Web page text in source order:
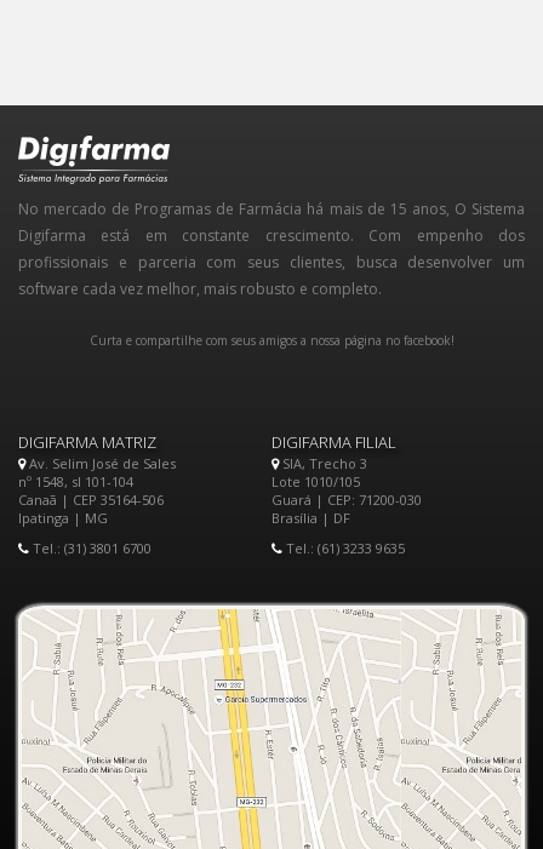
No mercado de Programas de Farmácia há mais de 15 anos, O Sistema
Digifarma está em constante crescimento. Com empenho dos
profissionais e parceria com seus clientes, busca desenvolver um
software cada vez melhor, mais robusto e completo.
Curta e compartilhe com seus amigos a nossa página no facebook!
DIGIFARMA MATRIZ
Av. Selim José de Sales
nº 1548, sl 101-104
Canaã | CEP 35164-506
Ipatinga | MG
Tel.: (31) 3801 6700
DIGIFARMA FILIAL
SIA, Trecho 3
Lote 1010/105
Guará | CEP: 71200-030
Brasília | DF
Tel.: (61) 3233 9635